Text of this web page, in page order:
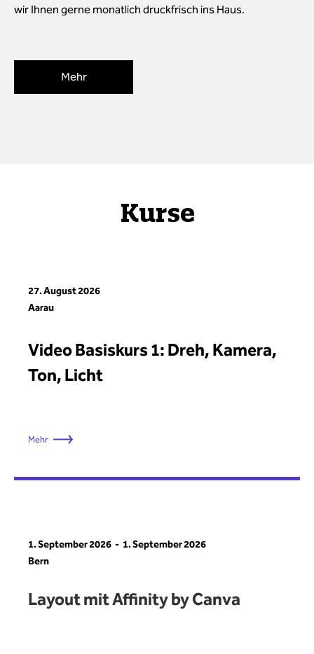
wir Ihnen gerne monatlich druckfrisch ins Haus.
Mehr
Kurse
27. August 2026
Aarau
Video Basiskurs 1: Dreh, Kamera,
Ton, Licht
Mehr
1. September 2026
1. September 2026
Bern
Layout mit Affinity by Canva